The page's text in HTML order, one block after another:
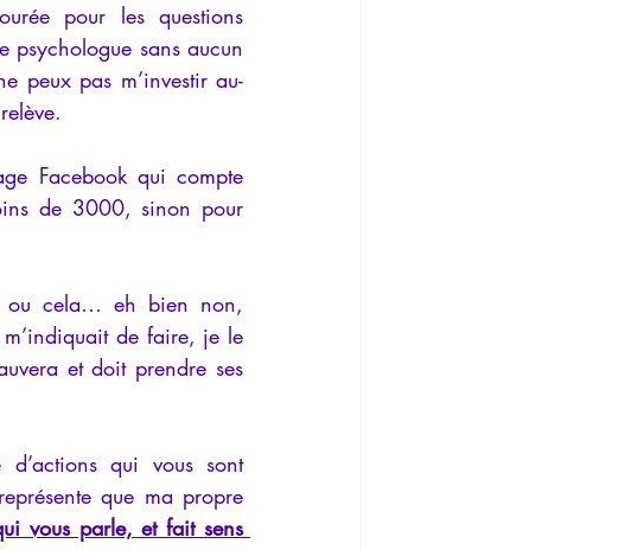
pour les questions
psychologue sans aucun
peux pas m’investir au-
Facebook qui compte
de 3000, sinon pour
ou cela… eh bien non,
de faire, je le
et doit prendre ses
qui vous sont
que ma propre
vous parle, et fait sens